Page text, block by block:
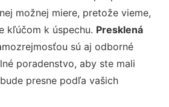
možnej miere, pretože vieme,
kľúčom k úspechu. Presklená
sú aj odborné
poradenstvo, aby ste mali
presne podľa vašich